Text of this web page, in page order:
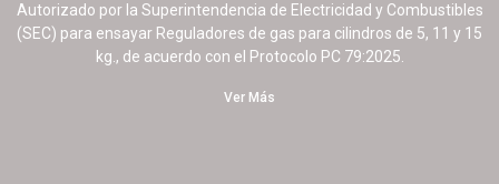
Autorizado por la Superintendencia de Electricidad y Combustibles
(SEC) para ensayar Reguladores de gas para cilindros de 5, 11 y 15
kg., de acuerdo con el Protocolo PC 79:2025.
Ver Más